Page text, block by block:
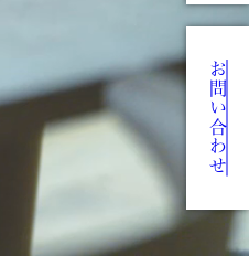
お問い合わせ